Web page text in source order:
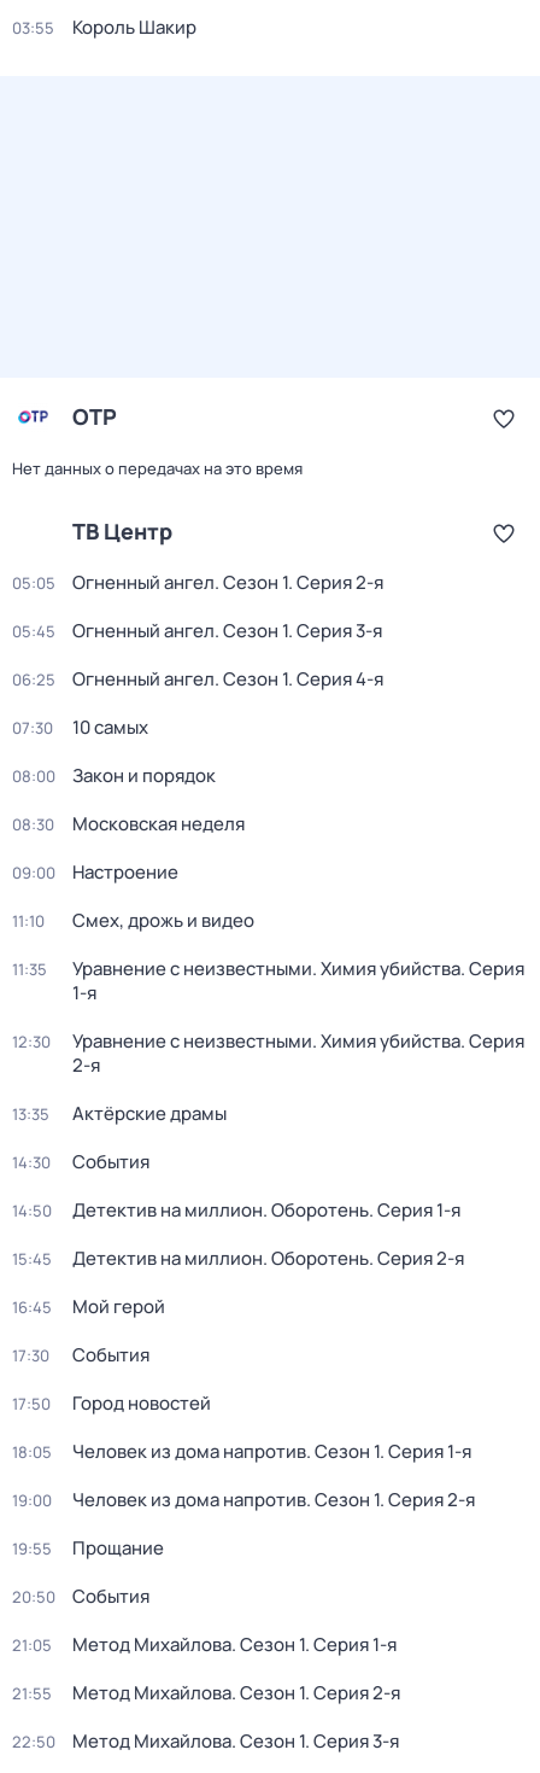
03:55 Король Шакир
ОТР
Нет данных о передачах на это время
ТВ Центр
05:05 Огненный ангел. Сезон 1. Серия 2-я
05:45 Огненный ангел. Сезон 1. Серия 3-я
06:25 Огненный ангел. Сезон 1. Серия 4-я
07:30 10 самых
08:00 Закон и порядок
08:30 Московская неделя
09:00 Настроение
11:10 Смех, дрожь и видео
11:35 Уравнение с неизвестными. Химия убийства. Серия
1-я
12:30 Уравнение с неизвестными. Химия убийства. Серия
2-я
13:35 Актёрские драмы
14:30 События
14:50 Детектив на миллион. Оборотень. Серия 1-я
15:45 Детектив на миллион. Оборотень. Серия 2-я
16:45 Мой герой
17:30 События
17:50 Город новостей
18:05 Человек из дома напротив. Сезон 1. Серия 1-я
19:00 Человек из дома напротив. Сезон 1. Серия 2-я
19:55 Прощание
20:50 События
21:05 Метод Михайлова. Сезон 1. Серия 1-я
21:55 Метод Михайлова. Сезон 1. Серия 2-я
22:50 Метод Михайлова. Сезон 1. Серия 3-я